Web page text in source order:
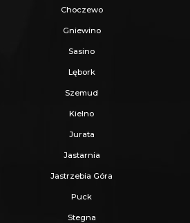
W pobliżu znajdują się m.in.:
- sklep Groszek - 500 m
- supermarket Dino - 550 m
- paczkomat InPost - 550 m
- szkoła podstawowa - 850 m
- przedszkole - 1,1 km
- punkty gastronomiczne - 1,1
- sklep Lewiatan - 1,2 km
W odległości 450 m znajduje
autobusowy. Dzięki bliskości
Choczewo
Gniewino
Sasino
Lębork
Szemud
Kielno
Jurata
Jastarnia
Jastrzebia Góra
Puck
Stegna